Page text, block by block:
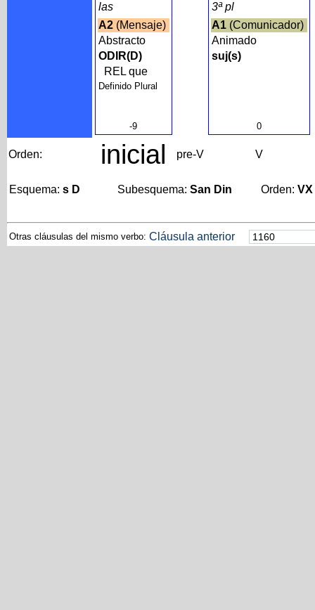
las
A2(Mensaje)
Abstracto
ODIR(D)
REL que
Definido Plural
-9
3ª pl
A1(Comunicador)
Animado
suj(s)
0
Orden: inicial pre-V V
Esquema: s D Subesquema: San Din Orden: VX
Otras cláusulas del mismo verbo: Cláusula anterior